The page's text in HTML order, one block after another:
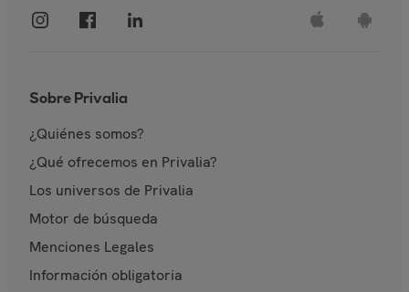
Sobre Privalia
¿Quiénes somos?
¿Qué ofrecemos en Privalia?
Los universos de Privalia
Motor de búsqueda
Menciones Legales
Información obligatoria